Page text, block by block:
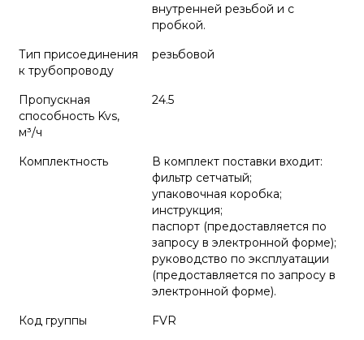
внутренней резьбой и с
пробкой.
Тип присоединения
к трубопроводу
резьбовой
Пропускная
способность Kvs,
м³/ч
24.5
Комплектность
В комплект поставки входит:
фильтр сетчатый;
упаковочная коробка;
инструкция;
паспорт (предоставляется по
запросу в электронной форме);
руководство по эксплуатации
(предоставляется по запросу в
электронной форме).
Код группы
FVR